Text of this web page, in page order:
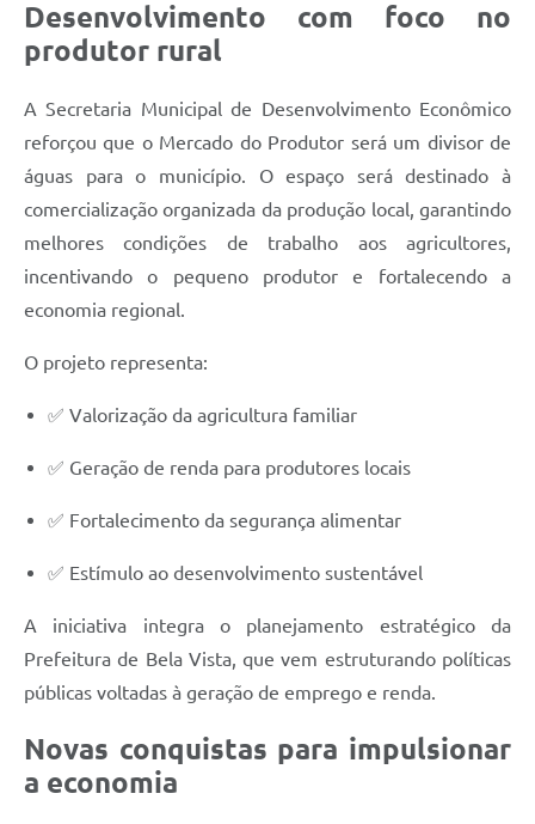
Desenvolvimento com foco no
produtor rural
A Secretaria Municipal de Desenvolvimento Econômico
reforçou que o Mercado do Produtor será um divisor de
águas para o município. O espaço será destinado à
comercialização organizada da produção local, garantindo
melhores condições de trabalho aos agricultores,
incentivando o pequeno produtor e fortalecendo a
economia regional.
O projeto representa:
✅ Valorização da agricultura familiar
✅ Geração de renda para produtores locais
✅ Fortalecimento da segurança alimentar
✅ Estímulo ao desenvolvimento sustentável
A iniciativa integra o planejamento estratégico da
Prefeitura de Bela Vista, que vem estruturando políticas
públicas voltadas à geração de emprego e renda.
Novas conquistas para impulsionar
a economia